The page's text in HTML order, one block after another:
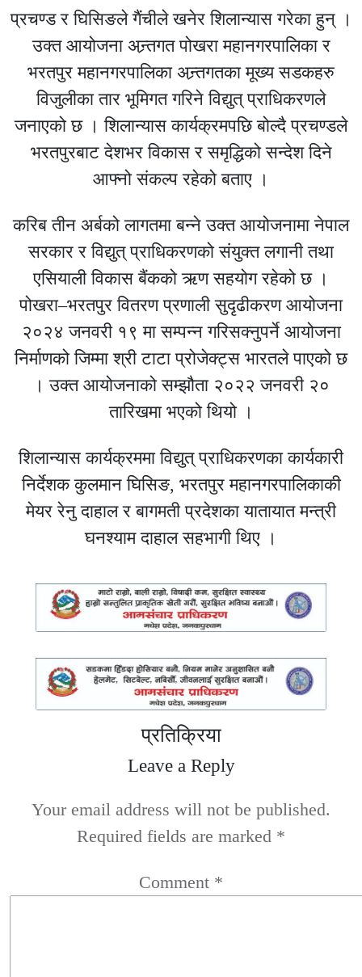
प्रचण्ड र घिसिङले गैंचीले खनेर शिलान्यास गरेका हुन् ।
उक्त आयोजना अन्र्तगत पोखरा महानगरपालिका र
भरतपुर महानगरपालिका अन्र्तगतका मूख्य सडकहरु
विजुलीका तार भूमिगत गरिने विद्युत् प्राधिकरणले
जनाएको छ । शिलान्यास कार्यक्रमपछि बोल्दै प्रचण्डले
भरतपुरबाट देशभर विकास र समृद्धिको सन्देश दिने
आफ्नो संकल्प रहेको बताए ।
करिब तीन अर्बको लागतमा बन्ने उक्त आयोजनामा नेपाल
सरकार र विद्युत् प्राधिकरणको संयुक्त लगानी तथा
एसियाली विकास बैंकको ऋण सहयोग रहेको छ ।
पोखरा–भरतपुर वितरण प्रणाली सुदृढीकरण आयोजना
२०२४ जनवरी १९ मा सम्पन्न गरिसक्नुपर्ने आयोजना
निर्माणको जिम्मा श्री टाटा प्रोजेक्ट्स भारतले पाएको छ
। उक्त आयोजनाको सम्झौता २०२२ जनवरी २०
तारिखमा भएको थियो ।
शिलान्यास कार्यक्रममा विद्युत् प्राधिकरणका कार्यकारी
निर्देशक कुलमान घिसिङ, भरतपुर महानगरपालिकाकी
मेयर रेनु दाहाल र बागमती प्रदेशका यातायात मन्त्री
घनश्याम दाहाल सहभागी थिए ।
प्रतिक्रिया
Leave a Reply
Your email address will not be published.
Required fields are marked *
Comment *